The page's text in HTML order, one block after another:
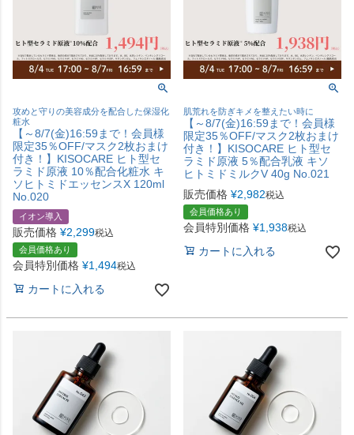
攻めと守りの美容成分を配合した保湿化
粧水
【～8/7(金)16:59まで！会員様
限定35％OFF/マスク2枚おまけ
付き！】KISOCARE ヒト型セ
ラミド原液 10％配合化粧水 キ
ソヒトミドエッセンスX 120ml
No.020
イオン導入
販売価格 ¥2,299税込
会員価格あり
会員特別価格 ¥1,494税込
カートに入れる
肌荒れを防ぎキメを整えたい時に
【～8/7(金)16:59まで！会員様
限定35％OFF/マスク2枚おまけ
付き！】KISOCARE ヒト型セ
ラミド原液 5％配合乳液 キソ
ヒトミドミルクV 40g No.021
販売価格 ¥2,982税込
会員価格あり
会員特別価格 ¥1,938税込
カートに入れる